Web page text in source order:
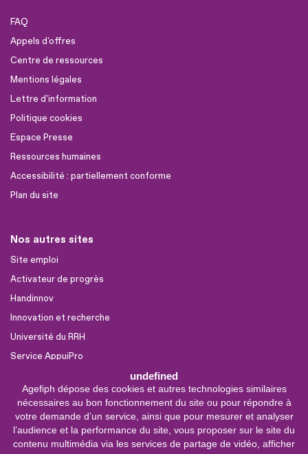
undefined
Agefiph dépose des cookies et autres technologies similaires
nécessaires au bon fonctionnement du site ou pour répondre à
votre demande d’un service, ainsi que pour mesurer et analyser
l’audience et la performance du site, vous proposer sur le site du
contenu multimédia via les services de partage de vidéo, afficher
FAQ
Appels d'offres
Centre de ressources
Mentions légales
Lettre d'information
Politique cookies
Espace Presse
Ressources humaines
Accessibilité : partiellement conforme
Plan du site
Nos autres sites
Site emploi
Activateur de progrès
Handinnov
Innovation et recherche
Université du RRH
Service AppuiPro
Nous suivre
Youtube
Linkedin